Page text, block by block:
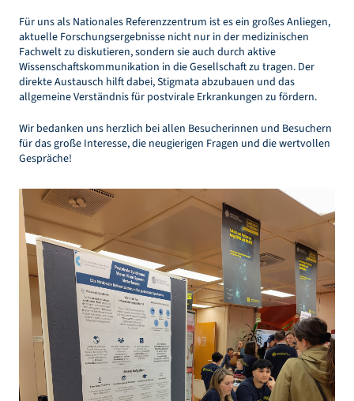
Für uns als Nationales Referenzzentrum ist es ein großes Anliegen,
aktuelle Forschungsergebnisse nicht nur in der medizinischen
Fachwelt zu diskutieren, sondern sie auch durch aktive
Wissenschaftskommunikation in die Gesellschaft zu tragen. Der
direkte Austausch hilft dabei, Stigmata abzubauen und das
allgemeine Verständnis für postvirale Erkrankungen zu fördern.
Wir bedanken uns herzlich bei allen Besucherinnen und Besuchern
für das große Interesse, die neugierigen Fragen und die wertvollen
Gespräche!